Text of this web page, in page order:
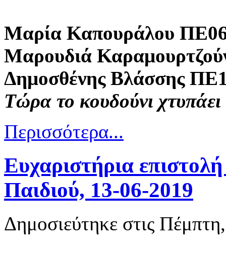
Μαρία Καπουράλου
Μαρουδιά
Δημοσθένης Βλάσσης
Τώρα το κουδούνι
Περισσότερα...
Ευχαριστήρια
Παιδιού, 13-06-2019
Δημοσιεύτηκε στις